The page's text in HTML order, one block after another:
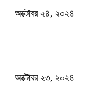
অক্টোবর ২৪, ২০২৪
অক্টোবর ২৩, ২০২৪